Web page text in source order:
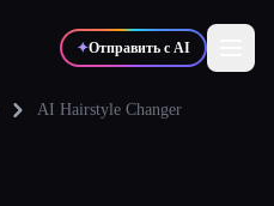
✦Отправить с AI
AI Hairstyle Changer